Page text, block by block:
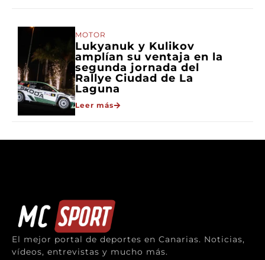
MOTOR
Lukyanuk y Kulikov
amplían su ventaja en la
segunda jornada del
Rallye Ciudad de La
Laguna
Leer más
El mejor portal de deportes en Canarias. Noticias,
vídeos, entrevistas y mucho más.